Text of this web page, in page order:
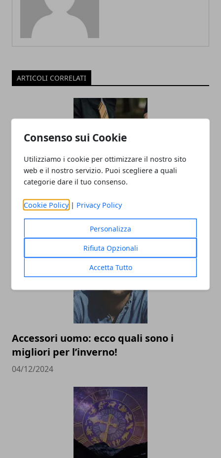
Consenso sui Cookie
Utilizziamo i cookie per ottimizzare il nostro sito
web e il nostro servizio. Puoi scegliere a quali
categorie dare il tuo consenso.
Cookie Policy | Privacy Policy
Personalizza
Rifiuta Opzionali
Accetta Tutto
ARTICOLI CORRELATI
L’universo Harry Potter: libri, film,
mostre e serie TV, tutte le versioni del
mondo fantasy più noto al mondo
Accessori uomo: ecco quali sono i
migliori per l’inverno!
04/12/2024